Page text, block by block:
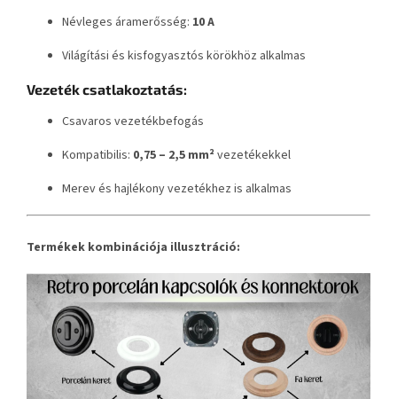
Névleges áramerősség: 10 A
Világítási és kisfogyasztós körökhöz alkalmas
Vezeték csatlakoztatás:
Csavaros vezetékbefogás
Kompatibilis: 0,75 – 2,5 mm²vezetékekkel
Merev és hajlékony vezetékhez is alkalmas
Termékek kombinációja illusztráció: